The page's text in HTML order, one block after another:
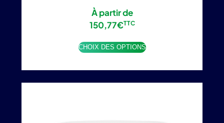
À partir de
150,77€TTC
CHOIX DES OPTIONS